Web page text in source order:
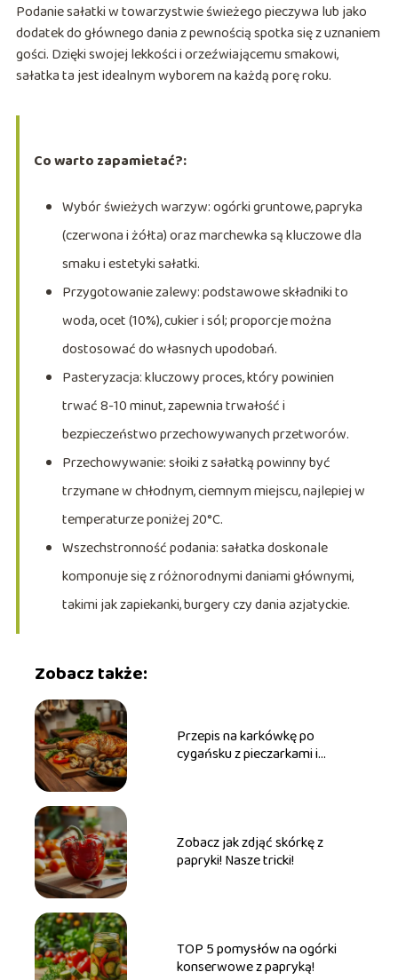
Podanie sałatki w towarzystwie świeżego pieczywa lub jako
dodatek do głównego dania z pewnością spotka się z uznaniem
gości. Dzięki swojej lekkości i orzeźwiającemu smakowi,
sałatka ta jest idealnym wyborem na każdą porę roku.
Co warto zapamietać?:
Wybór świeżych warzyw: ogórki gruntowe, papryka
(czerwona i żółta) oraz marchewka są kluczowe dla
smaku i estetyki sałatki.
Przygotowanie zalewy: podstawowe składniki to
woda, ocet (10%), cukier i sól; proporcje można
dostosować do własnych upodobań.
Pasteryzacja: kluczowy proces, który powinien
trwać 8-10 minut, zapewnia trwałość i
bezpieczeństwo przechowywanych przetworów.
Przechowywanie: słoiki z sałatką powinny być
trzymane w chłodnym, ciemnym miejscu, najlepiej w
temperaturze poniżej 20°C.
Wszechstronność podania: sałatka doskonale
komponuje się z różnorodnymi daniami głównymi,
takimi jak zapiekanki, burgery czy dania azjatyckie.
Zobacz także:
Przepis na karkówkę po
cygańsku z pieczarkami i
Zobacz jak zdjąć skórkę z
papryki! Nasze tricki!
TOP 5 pomysłów na ogórki
konserwowe z papryką!